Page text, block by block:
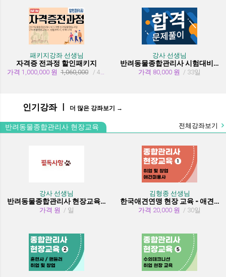
패키지강좌 선생님
자격증 전과정 할인패키지
가격 1,000,000 원 1,060,000 / 455일
강사 선생님
반려동물종합관리사 시험대비 유형문제 풀이
가격 80,000 원 / 33일
인기강좌 ㅣ 더 많은 강좌보기 →
반려동물종합관리사 현장교육 전체강좌보기
강사 선생님
반려동물종합관리사 현장교육 수강시 필독사항
가격 원 / 일
김형종 선생님
한국애견연맹 현장 교육 - 애견미용사 취업 및 창업
가격 20,000 원 / 30일